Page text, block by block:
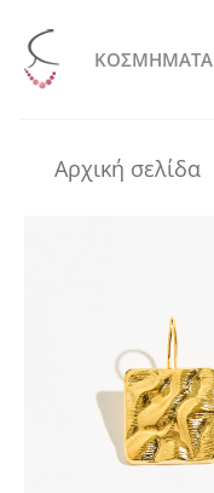
στο
περιεχόμενο
KOΣΜΗΜΑΤΑ
Αρχική σελίδα